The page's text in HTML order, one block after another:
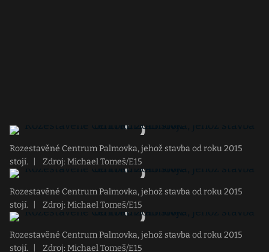
Rozestavěné Centrum Palmovka, jehož stavba od roku 2015
stojí.
Zdroj: Michael Tomeš/E15
Rozestavěné Centrum Palmovka, jehož stavba od roku 2015
stojí.
Zdroj: Michael Tomeš/E15
Rozestavěné Centrum Palmovka, jehož stavba od roku 2015
stojí.
Zdroj: Michael Tomeš/E15